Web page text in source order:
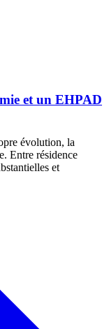
et un EHPAD
évolution, la
Entre résidence
et